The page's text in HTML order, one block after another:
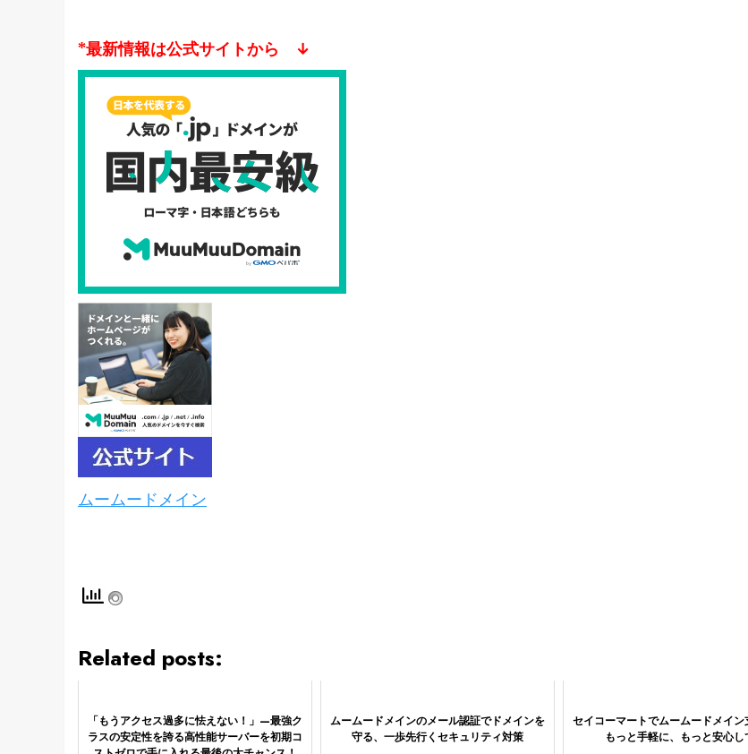
*最新情報は公式サイトから ↓
ムームードメイン
Related posts:
「もうアクセス過多に怯えない！」—最強ク
ラスの安定性を誇る高性能サーバーを初期コ
ムームードメインのメール認証でドメインを
守る、一歩先行くセキュリティ対策
セイコーマートでムームードメイン
もっと手軽に、もっと安心し